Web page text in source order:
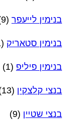
בנימין לייעפר (9)
בנימין סטאריק (1)
בנימין פיליפ (1)
בנצי קלצקין (13)
בנצי שטיין (9)